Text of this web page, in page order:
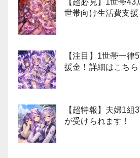
【超必見】1世帯
世帯向け生活費支
【注目】1世帯一律
援金！詳細はこちら
【超特報】夫婦1組
が受けられます！